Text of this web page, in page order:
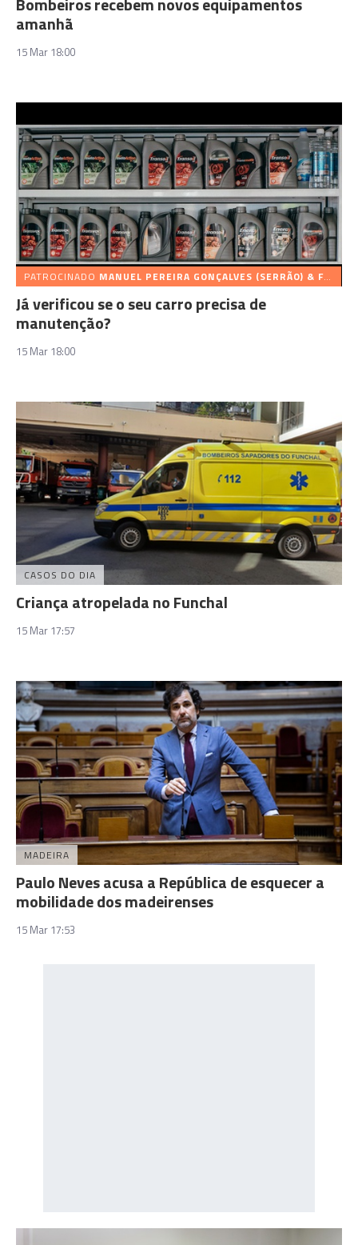
amanhã
15 Mar 18:00
PATROCINADO MANUEL PEREIRA GONÇALVES (SERRÃO) & FILHOS, LDA
Já verificou se o seu carro precisa de
manutenção?
15 Mar 18:00
CASOS DO DIA
Criança atropelada no Funchal
15 Mar 17:57
MADEIRA
Paulo Neves acusa a República de esquecer a
mobilidade dos madeirenses
15 Mar 17:53